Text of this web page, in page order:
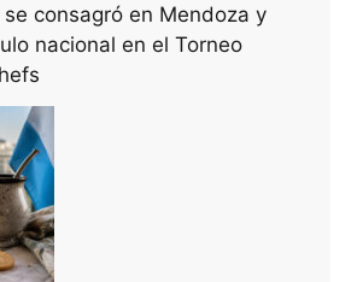
se consagró en Mendoza y
nacional en el Torneo